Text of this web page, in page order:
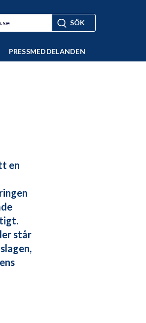
PRESSMEDDELANDEN
en
står